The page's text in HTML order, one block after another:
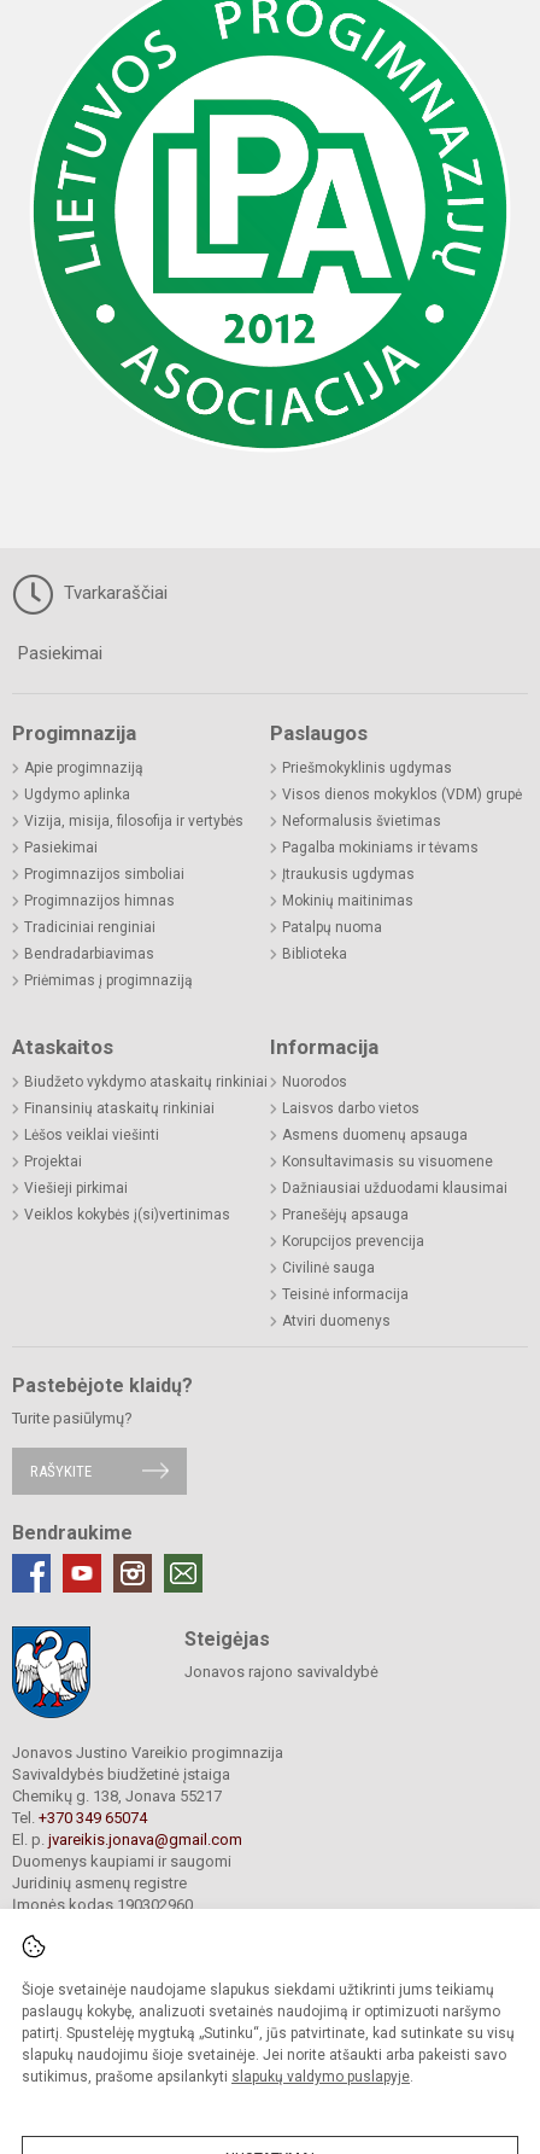
Šioje svetainėje naudojame slapukus siekdami užtikrinti jums teikiamų
paslaugų kokybę, analizuoti svetainės naudojimą ir optimizuoti naršymo
patirtį. Spustelėję mygtuką „Sutinku“, jūs patvirtinate, kad sutinkate su visų
slapukų naudojimu šioje svetainėje. Jei norite atšaukti arba pakeisti savo
sutikimus, prašome apsilankyti slapukų valdymo puslapyje.
Tvarkaraščiai
Pasiekimai
Progimnazija
Apie progimnaziją
Ugdymo aplinka
Vizija, misija, filosofija ir vertybės
Pasiekimai
Progimnazijos simboliai
Progimnazijos himnas
Tradiciniai renginiai
Bendradarbiavimas
Priėmimas į progimnaziją
Paslaugos
Priešmokyklinis ugdymas
Visos dienos mokyklos (VDM) grupė
Neformalusis švietimas
Pagalba mokiniams ir tėvams
Įtraukusis ugdymas
Mokinių maitinimas
Patalpų nuoma
Biblioteka
Ataskaitos
Biudžeto vykdymo ataskaitų rinkiniai
Finansinių ataskaitų rinkiniai
Lėšos veiklai viešinti
Projektai
Viešieji pirkimai
Veiklos kokybės į(si)vertinimas
Informacija
Nuorodos
Laisvos darbo vietos
Asmens duomenų apsauga
Konsultavimasis su visuomene
Dažniausiai užduodami klausimai
Pranešėjų apsauga
Korupcijos prevencija
Civilinė sauga
Teisinė informacija
Atviri duomenys
Pastebėjote klaidų?
Turite pasiūlymų?
RAŠYKITE
Bendraukime
Steigėjas
Jonavos rajono savivaldybė
Jonavos Justino Vareikio progimnazija
Savivaldybės biudžetinė įstaiga
Chemikų g. 138, Jonava 55217
Tel. +370 349 65074
El. p. jvareikis.jonava@gmail.com
Duomenys kaupiami ir saugomi
Juridinių asmenų registre
Įmonės kodas 190302960
© 2024. Jonavos Justino Vareikio progimnazija. Visos teisės saugomos.
Kopijuoti turinį be raštiško įstaigos administracijos sutikimo griežtai draudžiama.
Prieinamumo paraiška Slapukų valdymas
Sumanus būdas atnaujinti